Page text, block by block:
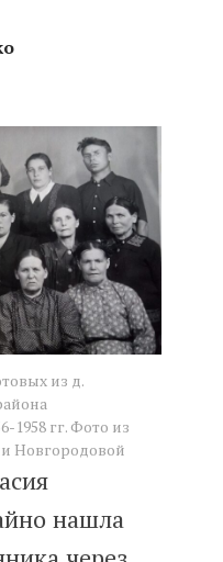
в поиске
из д.
1958 гг. Фото из
Новгородовой
нашла